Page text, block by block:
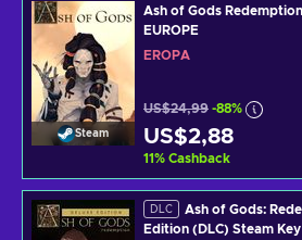
Steam
Ash of Gods
EUROPE
EROPA
US$24,99 -88%
US$2,88
11% Cashback
DLC
Ash of Gods:
Edition (DLC) Steam Key